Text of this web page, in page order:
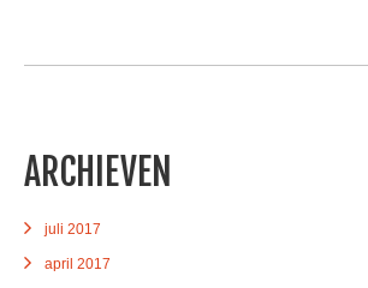
ARCHIEVEN
juli 2017
april 2017